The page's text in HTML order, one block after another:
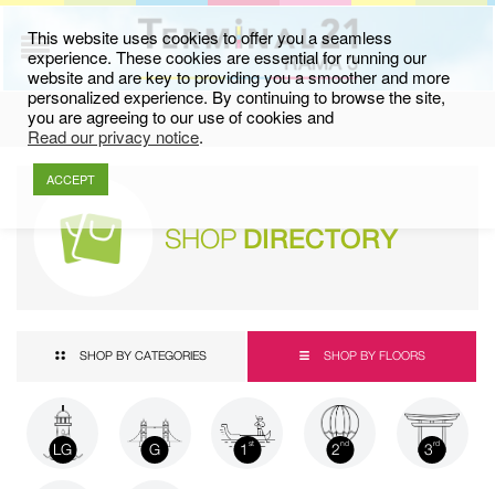
SHOPDIRECTORY
SHOP BY CATEGORIES SHOP BY FLOORS
LG G 1st 2nd 3rd
This website uses cookies to offer you a seamless
experience. These cookies are essential for running our
website and are key to providing you a smoother and more
personalized experience. By continuing to browse the site,
you are agreeing to our use of cookies and
Read our privacy notice.
ACCEPT